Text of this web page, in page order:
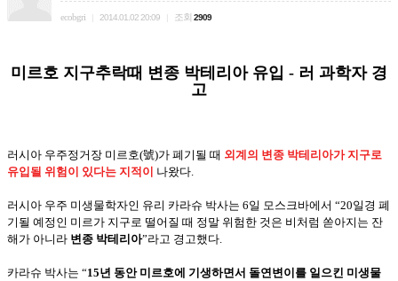
ecobgri 2014.01.02 20:09 조회 2909
미르호 지구추락때 변종 박테리아 유입 - 러 과학자 경
고
러시아 우주정거장 미르호(號)가 폐기될 때 외계의 변종 박테리아가 지구로
유입될 위험이 있다는 지적이 나왔다.
러시아 우주 미생물학자인 유리 카라슈 박사는 6일 모스크바에서 “20일경 폐
기될 예정인 미르가 지구로 떨어질 때 정말 위험한 것은 비처럼 쏟아지는 잔
해가 아니라 변종 박테리아”라고 경고했다.
카라슈 박사는 “15년 동안 미르호에 기생하면서 돌연변이를 일으킨 미생물